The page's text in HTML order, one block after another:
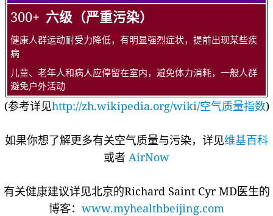
300+ 六级（严重污染）
健康人群运动耐受力降低，有明显强烈症状，提前出现某些疾
病
儿童、老年人和病人应停留在室内，避免体力消耗，一般人群
避免户外活动
(参考详见http://zh.wikipedia.org/wiki/空气质量指数)
如果你想了解更多有关空气质量与污染，详见维基百科
或者 AirNow
有关健康建议详见北京的Richard Saint Cyr MD医生的
博客： www.myhealthbeijing.com